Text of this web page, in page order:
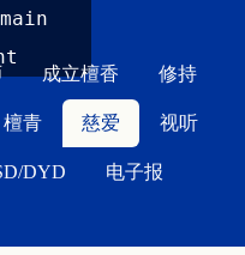
成立檀香 修持
檀青 慈爱 视听
DYD 电子报